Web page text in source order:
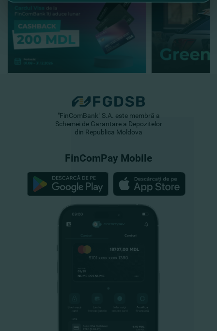
"FinComBank" S.A. este membră a
Schemei de Garantare a Depozitelor
din Republica Moldova
FinComPay Mobile